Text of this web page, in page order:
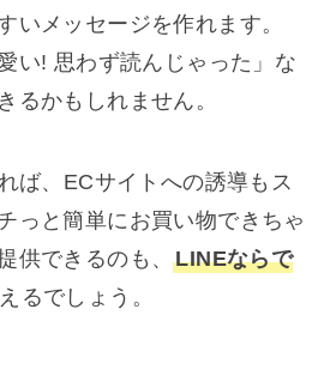
いメッセージを作れます。
い! 思わず読んじゃった」な
るかもしれません。
ば、ECサイトへの誘導もス
っと簡単にお買い物できちゃ
供できるのも、LINEならで
るでしょう。